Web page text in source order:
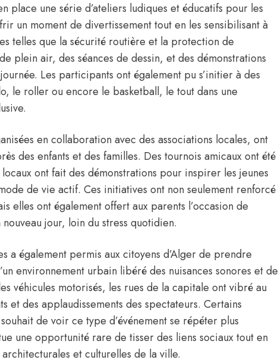
place une série d’ateliers ludiques et éducatifs pour les
un moment de divertissement tout en les sensibilisant à
telles que la sécurité routière et la protection de
plein air, des séances de dessin, et des démonstrations
Les participants ont également pu s’initier à des
le roller ou encore le basketball, le tout dans une
en collaboration avec des associations locales, ont
des enfants et des familles. Des tournois amicaux ont été
ont fait des démonstrations pour inspirer les jeunes
de vie actif. Ces initiatives ont non seulement renforcé
elles ont également offert aux parents l’occasion de
jour, loin du stress quotidien.
a également permis aux citoyens d’Alger de prendre
environnement urbain libéré des nuisances sonores et de
véhicules motorisés, les rues de la capitale ont vibré au
et des applaudissements des spectateurs. Certains
de voir ce type d’événement se répéter plus
une opportunité rare de tisser des liens sociaux tout en
et culturelles de la ville.